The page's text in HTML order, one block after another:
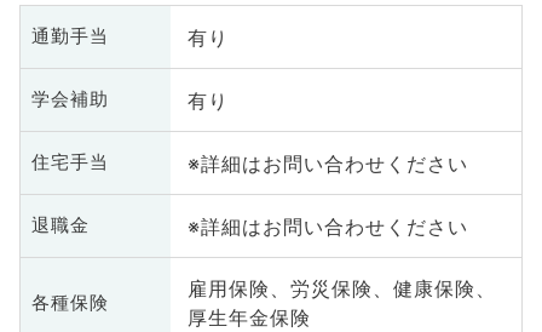
通勤手当 有り
学会補助 有り
住宅手当 ※詳細はお問い合わせください
退職金 ※詳細はお問い合わせください
各種保険
雇用保険、労災保険、健康保険、
厚生年金保険